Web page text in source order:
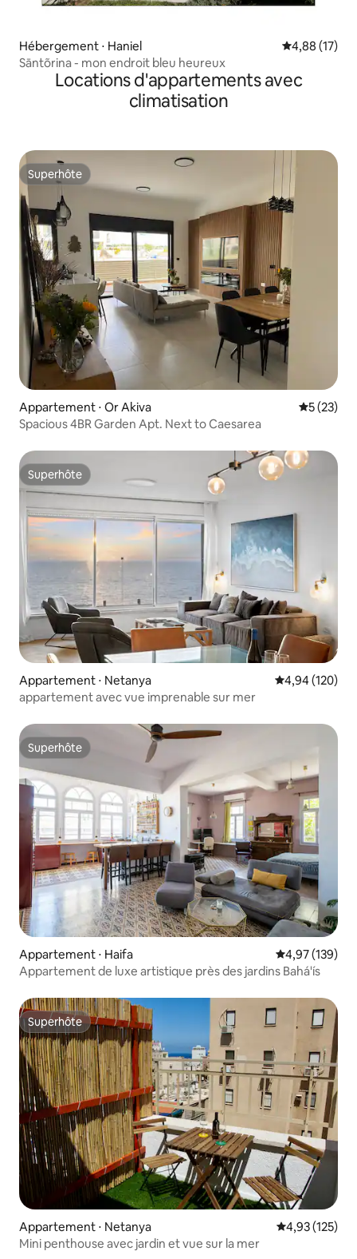
Hébergement ⋅ Haniel Évaluation
4,88 (17)
Sāntõrina - mon endroit bleu heureux
Locations d'appartements avec
climatisation
Superhôte
Superhôte
Appartement ⋅ Or Akiva
5 (23)
Spacious 4BR Garden Apt. Next to Caesarea
Superhôte
Superhôte
Appartement ⋅ Netanya Évaluation
4,94 (120)
appartement avec vue imprenable sur mer
Superhôte
Superhôte
Appartement ⋅ Haifa Évaluation
4,97 (139)
Appartement de luxe artistique près des jardins Bahá'ís
Superhôte
Superhôte
Appartement ⋅ Netanya Évaluation
4,93 (125)
Mini penthouse avec jardin et vue sur la mer